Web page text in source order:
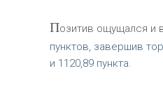
Позитив ощущался и
пунктов, завершив
и 1120,89 пункта.